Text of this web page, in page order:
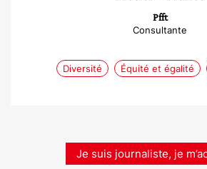
Pfft
Consultante
Diversité Équité et égalité
Je suis journaliste, je